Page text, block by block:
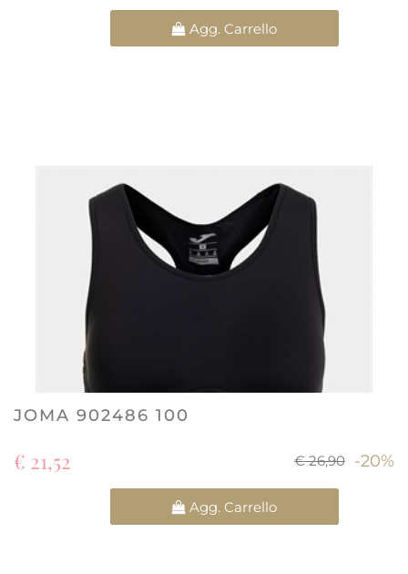
Agg. Carrello
JOMA 902486 100
€ 26,90 -20%
€ 21,52
Agg. Carrello